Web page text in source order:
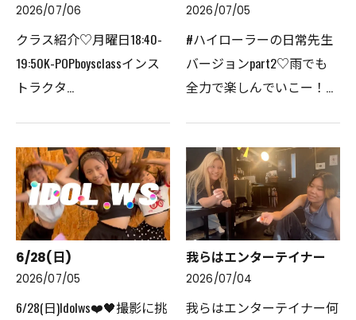
2026/07/06
クラス紹介♡月曜日18:40-
19:50K-POPboysclassインス
トラクタ
を始めたばかり！とっても
仲良しでとにかく自分を解
放して踊る姿がかっこいい
😎オーナーMI…
2026/07/05
#ハイローラーの日常先生
バージョンpart2♡雨でも
全力で楽しんでいこー！☔️
選びいただけます。
6/28(日)
2026/07/05
6/28(日)Idolws❤️🖤撮影に挑
我らはエンターテイナー
2026/07/04
我らはエンターテイナー何